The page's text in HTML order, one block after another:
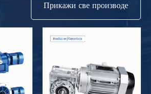
Прикажи све производе